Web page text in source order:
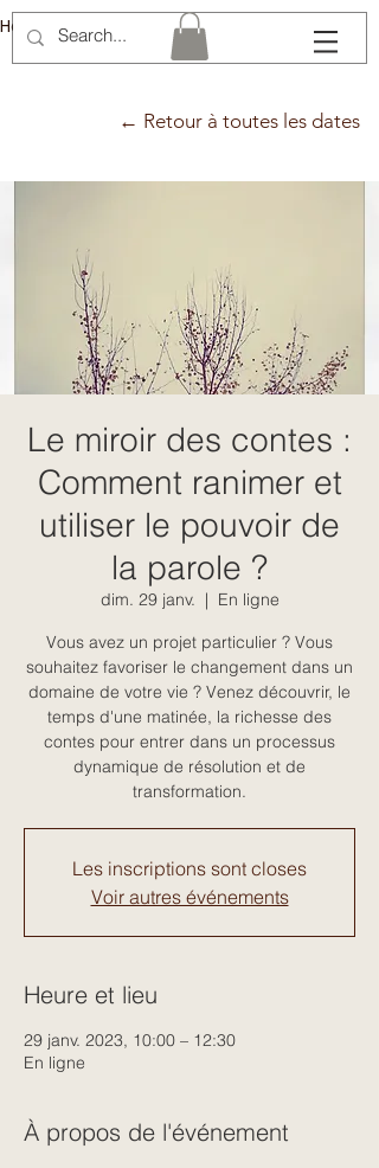
Hélène Lémery
← Retour à toutes les dates
Le miroir des contes :
Comment ranimer et
utiliser le pouvoir de
la parole ?
dim. 29 janv.
  |
En ligne
Vous avez un projet particulier ? Vous
souhaitez favoriser le changement dans un
domaine de votre vie ? Venez découvrir, le
temps d'une matinée, la richesse des
contes pour entrer dans un processus
dynamique de résolution et de
transformation.
Les inscriptions sont closes
Voir autres événements
Heure et lieu
29 janv. 2023, 10:00 – 12:30
En ligne
À propos de l'événement